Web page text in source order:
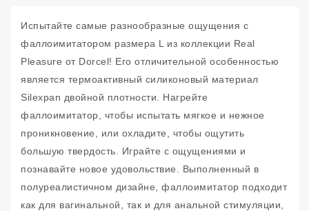
Испытайте самые разнообразные ощущения с
фаллоимитатором размера L из коллекции Real
Pleasure от Dorcel! Его отличительной особенностью
является термоактивный силиконовый материал
Silexpan двойной плотности. Нагрейте
фаллоимитатор, чтобы испытать мягкое и нежное
проникновение, или охладите, чтобы ощутить
большую твердость. Играйте с ощущениями и
познавайте новое удовольствие. Выполненный в
полуреалистичном дизайне, фаллоимитатор подходит
как для вагинальной, так и для анальной стимуляции,